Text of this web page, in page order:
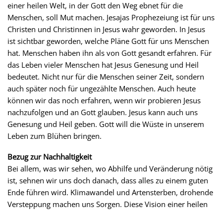
einer heilen Welt, in der Gott den Weg ebnet für die
Menschen, soll Mut machen. Jesajas Prophezeiung ist für uns
Christen und Christinnen in Jesus wahr geworden. In Jesus
ist sichtbar geworden, welche Pläne Gott für uns Menschen
hat. Menschen haben ihn als von Gott gesandt erfahren. Für
das Leben vieler Menschen hat Jesus Genesung und Heil
bedeutet. Nicht nur für die Menschen seiner Zeit, sondern
auch später noch für ungezählte Menschen. Auch heute
können wir das noch erfahren, wenn wir probieren Jesus
nachzufolgen und an Gott glauben. Jesus kann auch uns
Genesung und Heil geben. Gott will die Wüste in unserem
Leben zum Blühen bringen.
Bezug zur Nachhaltigkeit
Bei allem, was wir sehen, wo Abhilfe und Veränderung nötig
ist, sehnen wir uns doch danach, dass alles zu einem guten
Ende führen wird. Klimawandel und Artensterben, drohende
Versteppung machen uns Sorgen. Diese Vision einer heilen